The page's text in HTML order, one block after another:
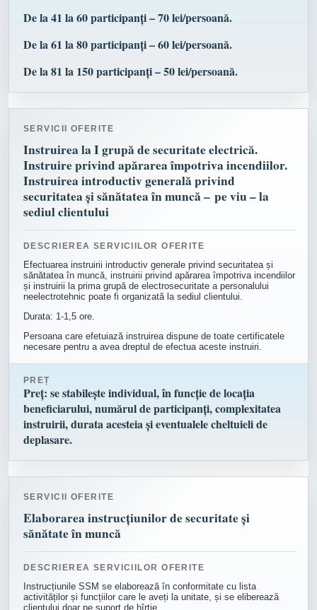
De la 41 la 60 participanți – 70 lei/persoană.
De la 61 la 80 participanți – 60 lei/persoană.
De la 81 la 150 participanți – 50 lei/persoană.
SERVICII OFERITE
Instruirea la I grupă de securitate electrică.
Instruire privind apărarea împotriva incendiilor.
Instruirea introductiv generală privind
securitatea și sănătatea în muncă – pe viu – la
sediul clientului
DESCRIEREA SERVICIILOR OFERITE
Efectuarea instruirii introductiv generale privind securitatea și
sănătatea în muncă, instruirii privind apărarea împotriva incendiilor
și instruirii la prima grupă de electrosecuritate a personalului
neelectrotehnic poate fi organizată la sediul clientului.
Durata: 1-1,5 ore.
Persoana care efetuiază instruirea dispune de toate certificatele
necesare pentru a avea dreptul de efectua aceste instruiri.
PREȚ
Preț: se stabilește individual, în funcție de locația
beneficiarului, numărul de participanți, complexitatea
instruirii, durata acesteia și eventualele cheltuieli de
deplasare.
SERVICII OFERITE
Elaborarea instrucțiunilor de securitate și
sănătate în muncă
DESCRIEREA SERVICIILOR OFERITE
Instrucțiunile SSM se elaborează în conformitate cu lista
activităților și funcțiilor care le aveți la unitate, și se eliberează
clientului doar pe suport de hîrtie.